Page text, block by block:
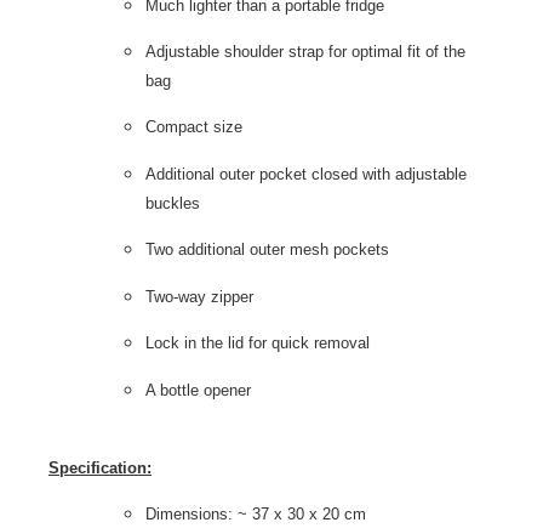
Much lighter than a portable fridge
Adjustable shoulder strap for optimal fit of the
bag
Compact size
Additional outer pocket closed with adjustable
buckles
Two additional outer mesh pockets
Two-way zipper
Lock in the lid for quick removal
A bottle opener
Specification:
Dimensions: ~ 37 x 30 x 20 cm